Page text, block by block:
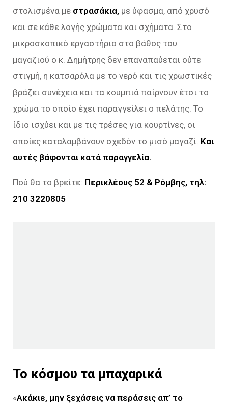
στολισμένα με στρασάκια, με ύφασμα, από χρυσό
και σε κάθε λογής χρώματα και σχήματα. Στο
μικροσκοπικό εργαστήριο στο βάθος του
μαγαζιού ο κ. Δημήτρης δεν επαναπαύεται ούτε
στιγμή, η κατσαρόλα με το νερό και τις χρωστικές
βράζει συνέχεια και τα κουμπιά παίρνουν έτσι το
χρώμα το οποίο έχει παραγγείλει ο πελάτης. Το
ίδιο ισχύει και με τις τρέσες για κουρτίνες, οι
οποίες καταλαμβάνουν σχεδόν το μισό μαγαζί. Και
αυτές βάφονται κατά παραγγελία.
Πού θα το βρείτε: Περικλέους 52 & Ρόμβης, τηλ:
210 3220805
Το κόσμου τα μπαχαρικά
«Ακάκιε, μην ξεχάσεις να περάσεις απ’ το